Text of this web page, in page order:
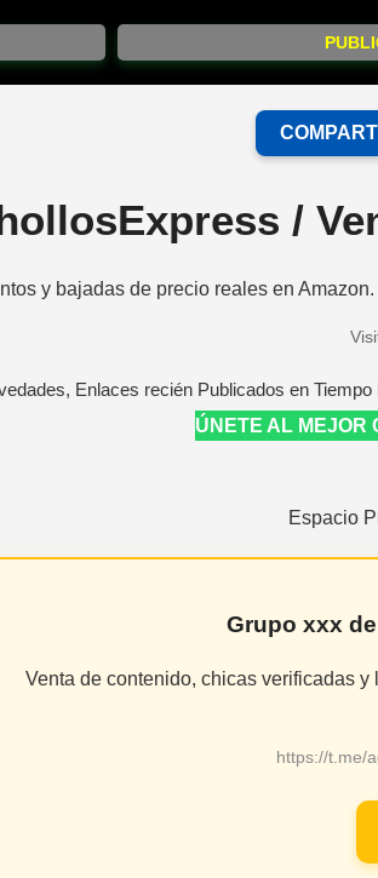
/
y bajadas de precio reales en
Enlaces recién Publicados en
ÚNETE AL MEJOR
Espacio
Grupo xxx
Venta de contenido, chicas verificadas
https://t.me/